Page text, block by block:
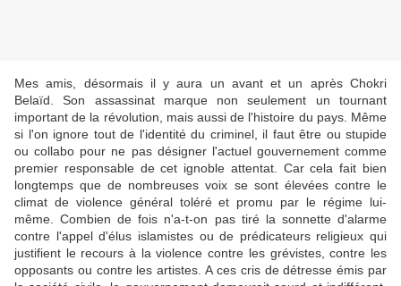
Mes amis, désormais il y aura un avant et un après Chokri
Belaïd. Son assassinat marque non seulement un tournant
important de la révolution, mais aussi de l'histoire du pays. Même
si l'on ignore tout de l'identité du criminel, il faut être ou stupide
ou collabo pour ne pas désigner l'actuel gouvernement comme
premier responsable de cet ignoble attentat. Car cela fait bien
longtemps que de nombreuses voix se sont élevées contre le
climat de violence général toléré et promu par le régime lui-
même. Combien de fois n'a-t-on pas tiré la sonnette d'alarme
contre l'appel d'élus islamistes ou de prédicateurs religieux qui
justifient le recours à la violence contre les grévistes, contre les
opposants ou contre les artistes. A ces cris de détresse émis par